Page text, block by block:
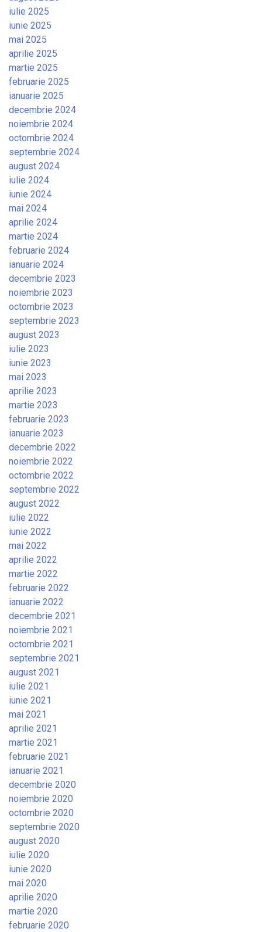
iulie 2025
iunie 2025
mai 2025
aprilie 2025
martie 2025
februarie 2025
ianuarie 2025
decembrie 2024
noiembrie 2024
octombrie 2024
septembrie 2024
august 2024
iulie 2024
iunie 2024
mai 2024
aprilie 2024
martie 2024
februarie 2024
ianuarie 2024
decembrie 2023
noiembrie 2023
octombrie 2023
septembrie 2023
august 2023
iulie 2023
iunie 2023
mai 2023
aprilie 2023
martie 2023
februarie 2023
ianuarie 2023
decembrie 2022
noiembrie 2022
octombrie 2022
septembrie 2022
august 2022
iulie 2022
iunie 2022
mai 2022
aprilie 2022
martie 2022
februarie 2022
ianuarie 2022
decembrie 2021
noiembrie 2021
octombrie 2021
septembrie 2021
august 2021
iulie 2021
iunie 2021
mai 2021
aprilie 2021
martie 2021
februarie 2021
ianuarie 2021
decembrie 2020
noiembrie 2020
octombrie 2020
septembrie 2020
august 2020
iulie 2020
iunie 2020
mai 2020
aprilie 2020
martie 2020
februarie 2020